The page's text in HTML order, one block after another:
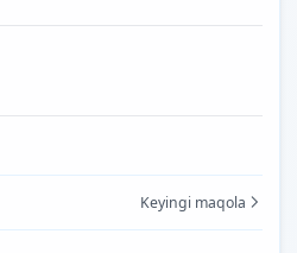
Keyingi maqola